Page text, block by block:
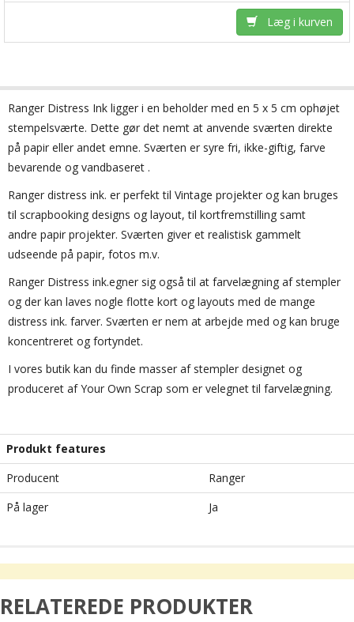
Læg i kurven
Ranger Distress Ink ligger i en beholder med en 5 x 5 cm ophøjet
stempelsværte. Dette gør det nemt at anvende sværten direkte
på papir eller andet emne. Sværten er syre fri, ikke-giftig, farve
bevarende og vandbaseret .
Ranger distress ink. er perfekt til Vintage projekter og kan bruges
til scrapbooking designs og layout, til kortfremstilling samt
andre papir projekter. Sværten giver et realistisk gammelt
udseende på papir, fotos m.v.
Ranger Distress ink.egner sig også til at farvelægning af stempler
og der kan laves nogle flotte kort og layouts med de mange
distress ink. farver. Sværten er nem at arbejde med og kan bruge
koncentreret og fortyndet.
I vores butik kan du finde masser af stempler designet og
produceret af Your Own Scrap som er velegnet til farvelægning.
Produkt features
Producent
Ranger
På lager
Ja
RELATEREDE PRODUKTER